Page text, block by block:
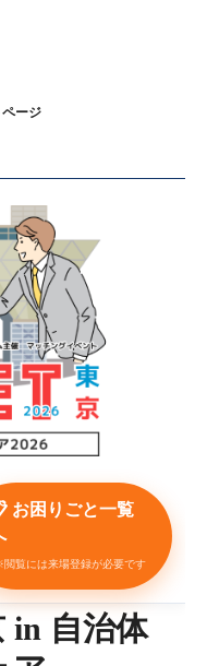
ージ
お困りごと一覧
覧には来場登録が必要です
in 自治体